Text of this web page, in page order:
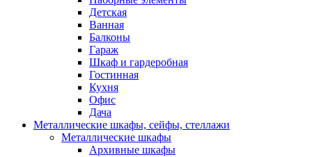
Детская
Ванная
Балконы
Гараж
Шкаф и гардеробная
Гостинная
Кухня
Офис
Дача
Металлические шкафы, сейфы, стеллажи
Металлические шкафы
Архивные шкафы